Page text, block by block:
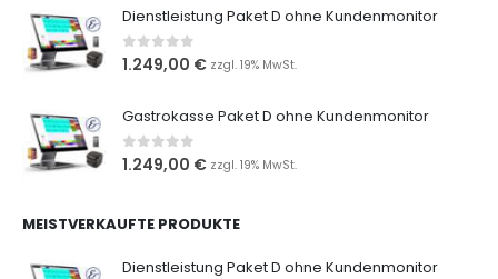
Dienstleistung Paket D ohne Kundenmonitor
0 out of 5
1.249,00 € zzgl. 19% MwSt.
Gastrokasse Paket D ohne Kundenmonitor
0 out of 5
1.249,00 € zzgl. 19% MwSt.
MEISTVERKAUFTE PRODUKTE
Dienstleistung Paket D ohne Kundenmonitor